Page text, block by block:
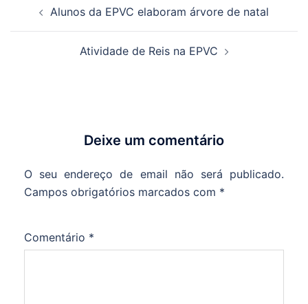
Alunos da EPVC elaboram árvore de natal
Atividade de Reis na EPVC
Deixe um comentário
O seu endereço de email não será publicado.
Campos obrigatórios marcados com *
Comentário *